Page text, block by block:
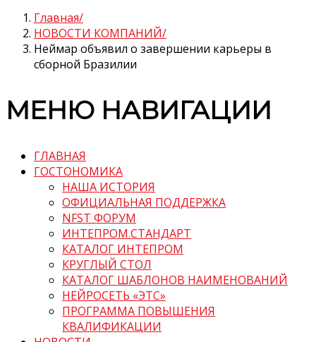
Главная
НОВОСТИ КОМПАНИЙ
Неймар объявил о завершении карьеры в
сборной Бразилии
МЕНЮ НАВИГАЦИИ
ГЛАВНАЯ
ГОСТОНОМИКА
НАША ИСТОРИЯ
ОФИЦИАЛЬНАЯ ПОДДЕРЖКА
NFST ФОРУМ
ИНТЕПРОМ.СТАНДАРТ
КАТАЛОГ ИНТЕПРОМ
КРУГЛЫЙ СТОЛ
КАТАЛОГ ШАБЛОНОВ НАИМЕНОВАНИЙ
НЕЙРОСЕТЬ «ЭТС»
ПРОГРАММА ПОВЫШЕНИЯ
КВАЛИФИКАЦИИ